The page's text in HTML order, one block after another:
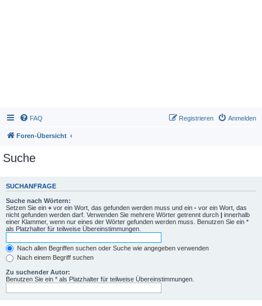
FAQ Anmelden
Registrieren
Foren-Übersicht
Suche
SUCHANFRAGE
Suche nach Wörtern:
Setzen Sie ein + vor ein Wort, das gefunden werden muss und ein - vor ein Wort, das
nicht gefunden werden darf. Verwenden Sie mehrere Wörter getrennt durch | innerhalb
einer Klammer, wenn nur eines der Wörter gefunden werden muss. Benutzen Sie ein *
als Platzhalter für teilweise Übereinstimmungen.
Nach allen Begriffen suchen oder Suche wie angegeben verwenden
Nach einem Begriff suchen
Zu suchender Autor:
Benutzen Sie ein * als Platzhalter für teilweise Übereinstimmungen.